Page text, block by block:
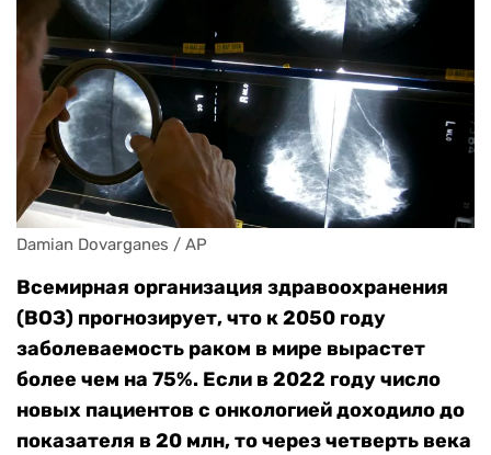
Damian Dovarganes / AP
Всемирная организация здравоохранения
(ВОЗ) прогнозирует, что к 2050 году
заболеваемость раком в мире вырастет
более чем на 75%. Если в 2022 году число
новых пациентов с онкологией доходило до
показателя в 20 млн, то через четверть века